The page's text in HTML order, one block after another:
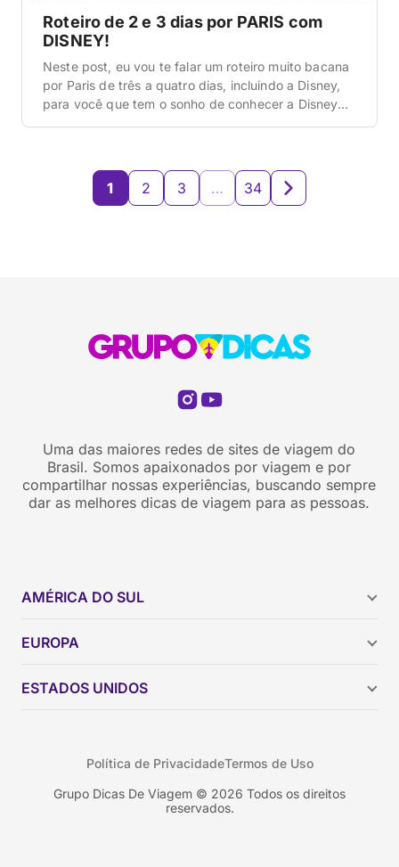
Roteiro de 2 e 3 dias por PARIS com
DISNEY!
Neste post, eu vou te falar um roteiro muito bacana
por Paris de três a quatro dias, incluindo a Disney,
para você que tem o sonho de conhecer a Disney
1 2 3 … 34
Uma das maiores redes de sites de viagem do
Brasil. Somos apaixonados por viagem e por
compartilhar nossas experiências, buscando sempre
dar as melhores dicas de viagem para as pessoas.
AMÉRICA DO SUL
Brasil
Colômbia
EUROPA
ESTADOS UNIDOS
Nova York
Grupo Dicas De Viagem © 2026 Todos os direitos
reservados.
Política de PrivacidadeTermos de Uso